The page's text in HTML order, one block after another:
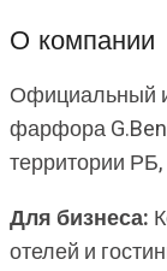
О компании
Официальный
фарфора
территории
Для бизнеса:
отелей и